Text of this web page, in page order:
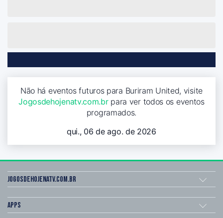
Não há eventos futuros para Buriram United, visite
Jogosdehojenatv.com.brpara ver todos os eventos
programados.
qui., 06 de ago. de 2026
Jogosdehojenatv.com.br
Apps